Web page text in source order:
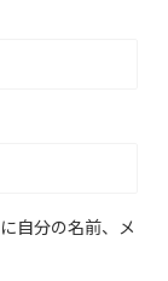
自分の名前、メ